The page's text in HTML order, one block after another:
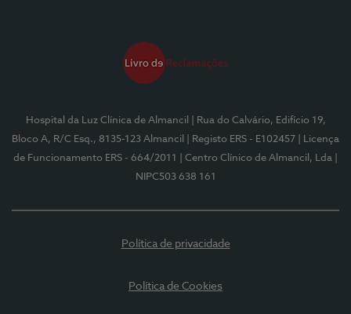
Hospital da Luz Clínica de Almancil
| Rua do Calvário, Edifício 19,
Bloco A, R/C Esq., 8135-123 Almancil
| Registo ERS - E102457
| Licença
de Funcionamento ERS - 664/2011
| Centro Clínico de Almancil, Lda
NIPC503 638 161
Política de privacidade
Política de Cookies